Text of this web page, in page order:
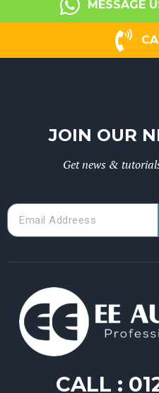
MESSAGE
JOIN OUR
Get news &
CALL :